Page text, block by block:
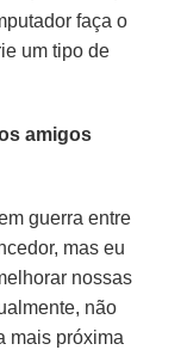
faça o
um tipo de
amigos
guerra entre
mas eu
nossas
não
mais próxima